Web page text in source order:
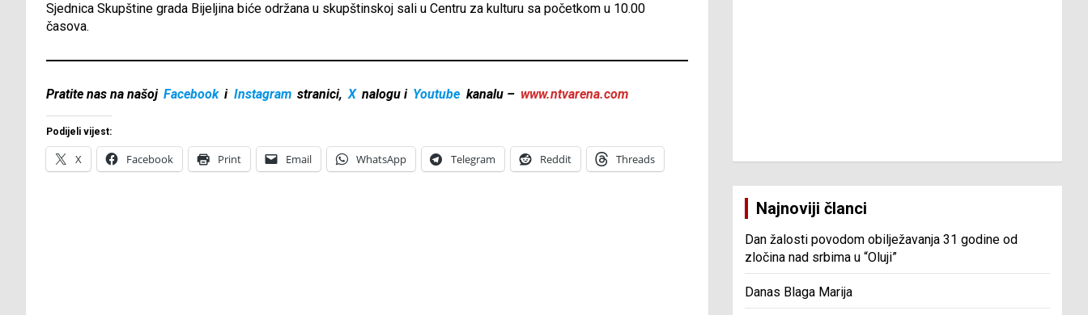
Sjednica Skupštine grada Bijeljina biće održana u skupštinskoj sali u Centru za kulturu sa početkom u 10.00
časova.
Pratite nas na našoj Facebook i Instagram stranici, X nalogu i Youtube kanalu – www.ntvarena.com
Podijeli vijest:
X Facebook Print Email WhatsApp Telegram Reddit Threads
Najnoviji članci
Dan žalosti povodom obilježavanja 31 godine od
zločina nad srbima u “Oluji”
Danas Blaga Marija